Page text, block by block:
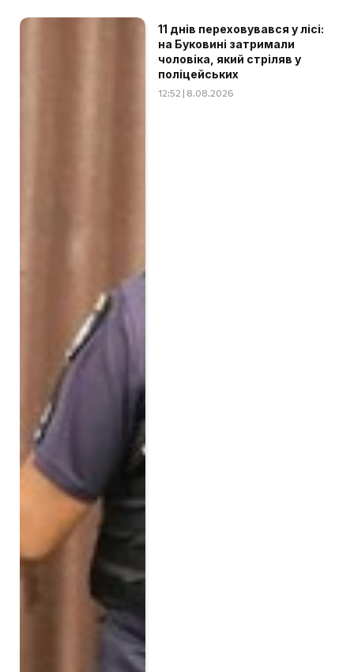
11 днів переховувався у лісі:
на Буковині затримали
чоловіка, який стріляв у
поліцейських
12:52 | 8.08.2026